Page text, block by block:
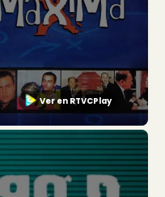
Ver en RTVCPlay